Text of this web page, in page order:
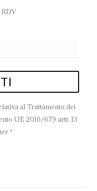
RDV
al Trattamento dei
UE 2016/679 artt. 13
*